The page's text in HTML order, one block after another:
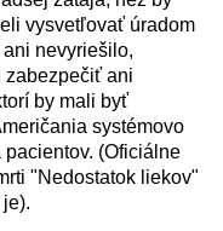
vysvetľovať úradom
nevyriešilo,
zabezpečiť ani
í by mali byť
systémovo
(Oficiá lne
"Nedostatok liekov"
je).